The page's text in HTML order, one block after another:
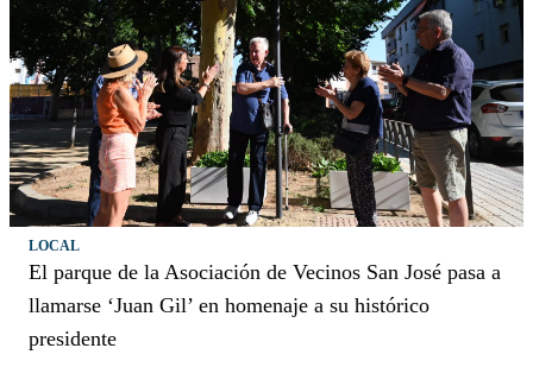
LOCAL
El parque de la Asociación de Vecinos San José pasa a
llamarse ‘Juan Gil’ en homenaje a su histórico
presidente